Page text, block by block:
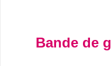
C'est ainsi que
plates-bandes. On
ATTENTION, à
Bande de